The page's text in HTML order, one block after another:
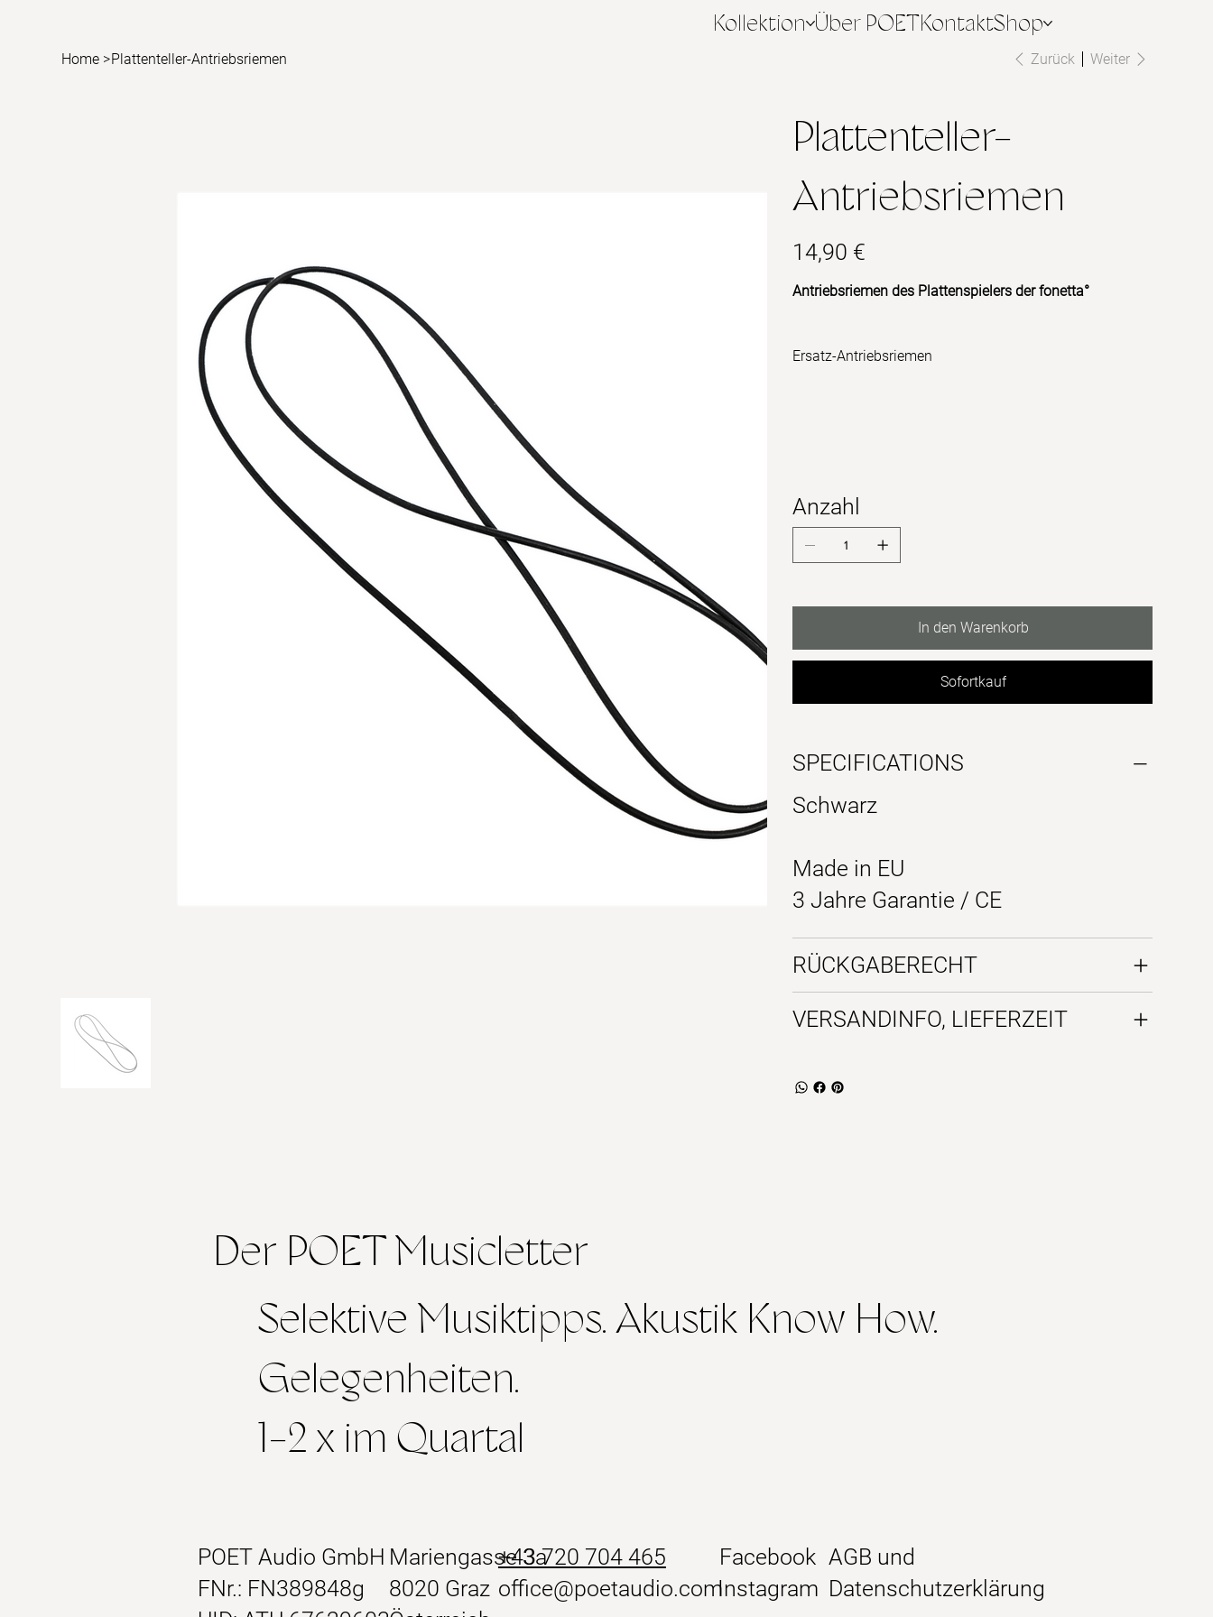
Kollektion Über POETKontaktShop
Home >Plattenteller-Antriebsriemen Zurück Weiter
Plattenteller-
Antriebsriemen
14,90 €
Antriebsriemen des Plattenspielers der fonetta°
Ersatz-Antriebsriemen
Anzahl
In den Warenkorb
Sofortkauf
SPECIFICATIONS
Schwarz
Made in EU
3 Jahre Garantie / CE
RÜCKGABERECHT
VERSANDINFO, LIEFERZEIT
Der POET Musicletter
Selektive Musiktipps. Akustik Know How.
Gelegenheiten.
1-2 x im Quartal
POET Audio GmbH
FNr.: FN389848g
+43 720 704 465
office@poetaudio.com
AGB und
Datenschutzerklärung
Facebook
Instagram
Mariengasse 3a
8020 Graz